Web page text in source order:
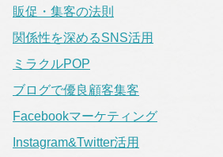
販促・集客の法則
関係性を深めるSNS活用
ミラクルPOP
ブログで優良顧客集客
Facebookマーケティング
Instagram&Twitter活用